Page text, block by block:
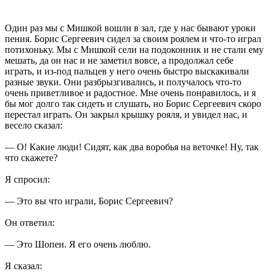
Один раз мы с Мишкой вошли в зал, где у нас бывают уроки
пения. Борис Сергеевич сидел за своим роялем и что-то играл
потихоньку. Мы с Мишкой сели на подоконник и не стали ему
мешать, да он нас и не заметил вовсе, а продолжал себе
играть, и из-под пальцев у него очень быстро выскакивали
разные звуки. Они разбрызгивались, и получалось что-то
очень приветливое и радостное. Мне очень понравилось, и я
бы мог долго так сидеть и слушать, но Борис Сергеевич скоро
перестал играть. Он закрыл крышку рояля, и увидел нас, и
весело сказал:
— О! Какие люди! Сидят, как два воробья на веточке! Ну, так
что скажете?
Я спросил:
— Это вы что играли, Борис Сергеевич?
Он ответил:
— Это Шопен. Я его очень люблю.
Я сказал: